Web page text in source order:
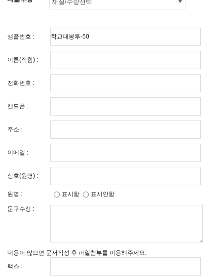
샘플번호 :
이름(직함) :
전화번호 :
핸드폰 :
주소 :
이메일 :
상호(원명) :
원명 : 표시함 표시안함
문구수정 :
내용이 많으면 문서작성 후 파일첨부를 이용해주세요.
팩스 :